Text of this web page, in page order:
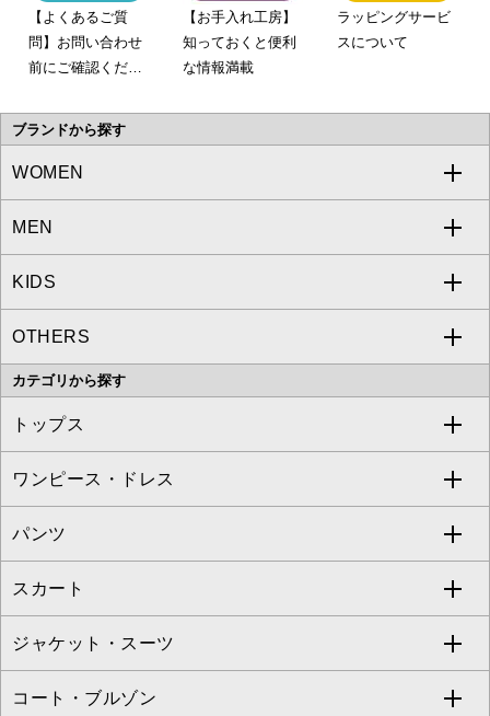
【よくあるご質
問】お問い合わせ
前にご確認くださ
【お手入れ工房】
知っておくと便利
な情報満載
ラッピングサービ
スについて
ブランドから探す
WOMEN
a.v.v
MICHEL KLEIN
MK MICHEL KLEIN
OFUON le MK
MEN
a.v.v
MICHEL KLEIN HOMME
MK MICHEL KLEIN HOMME
KIDS
a.v.v
OTHERS
MK MICHEL KLEIN BAG
カテゴリから探す
トップス
すべてのトップス
カットソー・Tシャツ
ブラウス・シャツ
ニット・セーター
カーディガン
ワンピース・ドレス
すべてのワンピース・ドレス
ワンピース
ドレス
チュニック
パンツ
すべてのパンツ
フルレングスパンツ
クロップド・半端丈パンツ
スカート
すべてのスカート
ロング・マキシ丈スカート
ジャケット・スーツ
すべてのジャケット・スーツ
コート・ブルゾン